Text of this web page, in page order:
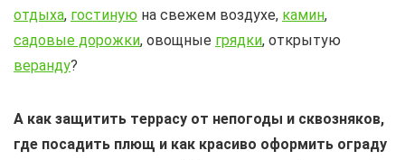
отдыха, гостиную на свежем воздухе, камин,
садовые дорожки, овощные грядки, открытую
веранду?
А как защитить террасу от непогоды и сквозняков,
где посадить плющ и как красиво оформить ограду